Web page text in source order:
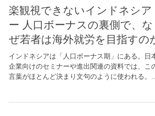
インドネシア経済
楽観視できないインドネシ
ー 人口ボーナスの裏側で、な
ぜ若者は海外就労を目指すのか
インドネシアは「人口ボーナス期」にある。日本
い人口が多く、生産年齢人口の比率が高く、内需